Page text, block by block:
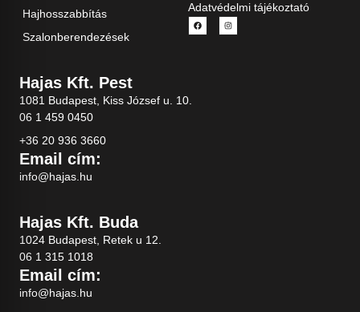
Hajhosszabbítás
Szalonberendezések
Adatvédelmi tájékoztató
Hajas Kft. Pest
1081 Budapest, Kiss József u. 10.
06 1 459 0450
+36 20 936 3660
Email cím:
info@hajas.hu
Hajas Kft. Buda
1024 Budapest, Retek u 12.
06 1 315 1018
Email cím:
info@hajas.hu